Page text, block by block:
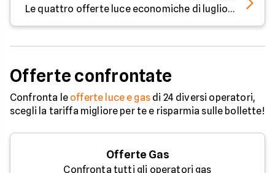
Le quattro offerte luce economiche di luglio 2025
Offerte confrontate
Confronta le offerte luce e gasdi 24 diversi operatori,
scegli la tariffa migliore per te e risparmia sulle bollette!
Offerte Gas
Confronta tutti gli operatori gas